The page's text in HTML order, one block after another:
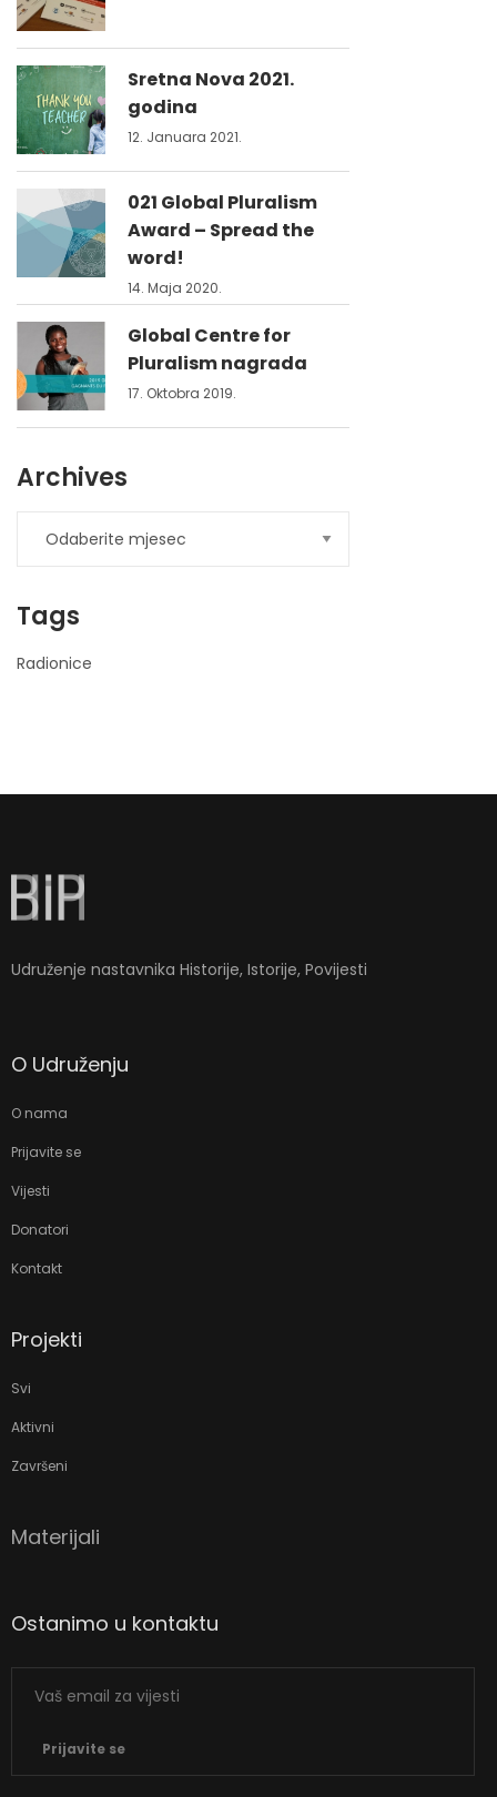
Sretna Nova 2021.
godina
12. Januara 2021.
021 Global Pluralism
Award – Spread the
word!
14. Maja 2020.
Global Centre for
Pluralism nagrada
17. Oktobra 2019.
Archives
Tags
Radionice
Udruženje nastavnika Historije, Istorije, Povijesti
O Udruženju
O nama
Prijavite se
Vijesti
Donatori
Kontakt
Projekti
Svi
Aktivni
Završeni
Materijali
Ostanimo u kontaktu
Prijavite se